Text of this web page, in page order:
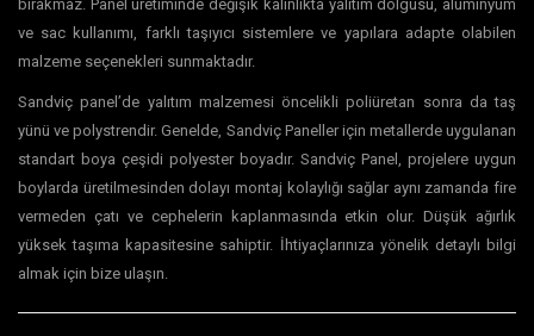
bırakmaz. Panel üretiminde değişik kalınlıkta yalıtım dolgusu, alüminyum
ve sac kullanımı, farklı taşıyıcı sistemlere ve yapılara adapte olabilen
malzeme seçenekleri sunmaktadır.
Sandviç panel’de yalıtım malzemesi öncelikli poliüretan sonra da taş
yünü ve polystrendir. Genelde, Sandviç Paneller için metallerde uygulanan
standart boya çeşidi polyester boyadır. Sandviç Panel, projelere uygun
boylarda üretilmesinden dolayı montaj kolaylığı sağlar aynı zamanda fire
vermeden çatı ve cephelerin kaplanmasında etkin olur. Düşük ağırlık
yüksek taşıma kapasitesine sahiptir. İhtiyaçlarınıza yönelik detaylı bilgi
almak için bize ulaşın.